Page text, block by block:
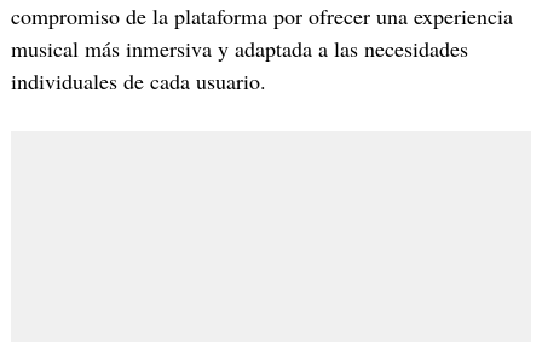
compromiso de la plataforma por ofrecer una experiencia
musical más inmersiva y adaptada a las necesidades
individuales de cada usuario.